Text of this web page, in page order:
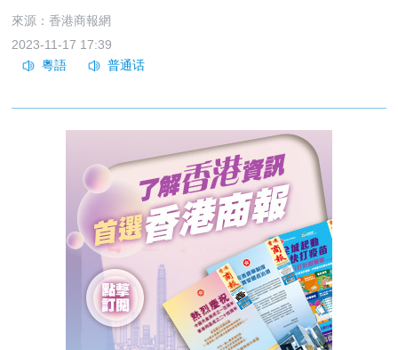
來源：香港商報網
2023-11-17 17:39